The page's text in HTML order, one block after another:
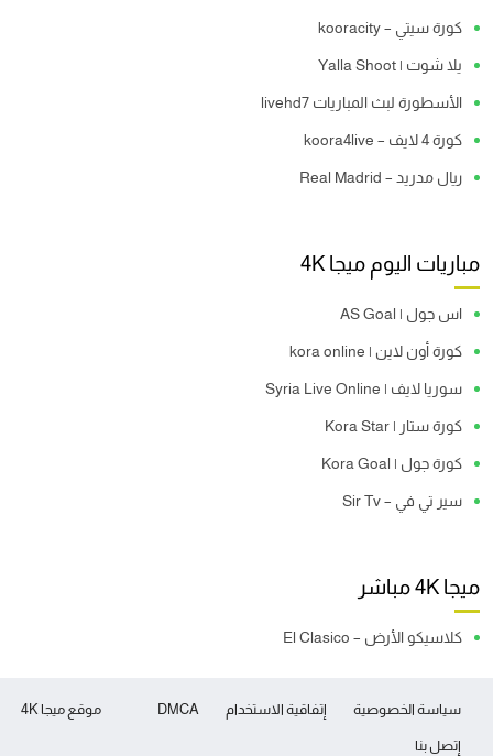
كورة سيتي – kooracity
يلا شوت | Yalla Shoot
الأسطورة لبث المباريات livehd7
كورة 4 لايف – koora4live
ريال مدريد – Real Madrid
مباريات اليوم ميجا 4K
اس جول | AS Goal
كورة أون لاين | kora online
سوريا لايف | Syria Live Online
كورة ستار | Kora Star
كورة جول | Kora Goal
سير تي في – Sir Tv
ميجا 4K مباشر
كلاسيكو الأرض – El Clasico
موقع ميجا 4K سياسة الخصوصية إتفاقية الاستخدام DMCA
إتصل بنا